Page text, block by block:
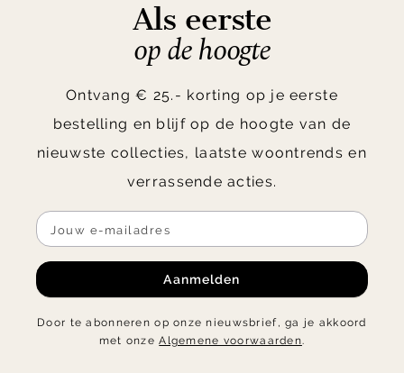
Als eerste
op de hoogte
Ontvang € 25.- korting op je eerste
bestelling en blijf op de hoogte van de
nieuwste collecties, laatste woontrends en
verrassende acties.
Aanmelden
Door te abonneren op onze nieuwsbrief, ga je akkoord
met onzeAlgemene voorwaarden.